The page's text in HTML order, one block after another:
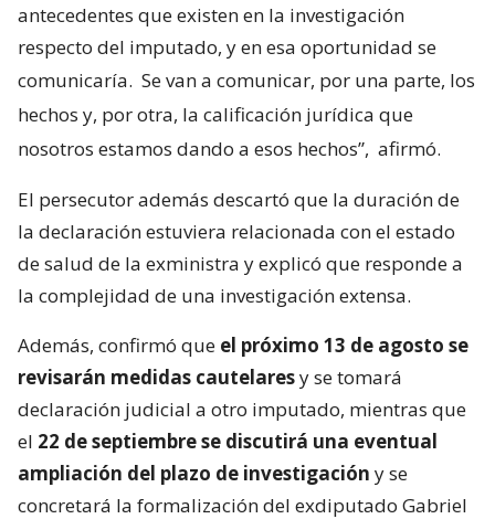
antecedentes que existen en la investigación
respecto del imputado, y en esa oportunidad se
comunicaría. Se van a comunicar, por una parte, los
hechos y, por otra, la calificación jurídica que
nosotros estamos dando a esos hechos”, afirmó.
El persecutor además descartó que la duración de
la declaración estuviera relacionada con el estado
de salud de la exministra y explicó que responde a
la complejidad de una investigación extensa.
Además, confirmó que el próximo 13 de agosto se
revisarán medidas cautelaresy se tomará
declaración judicial a otro imputado, mientras que
el 22 de septiembre se discutirá una eventual
ampliación del plazo de investigación y se
concretará la formalización del exdiputado Gabriel